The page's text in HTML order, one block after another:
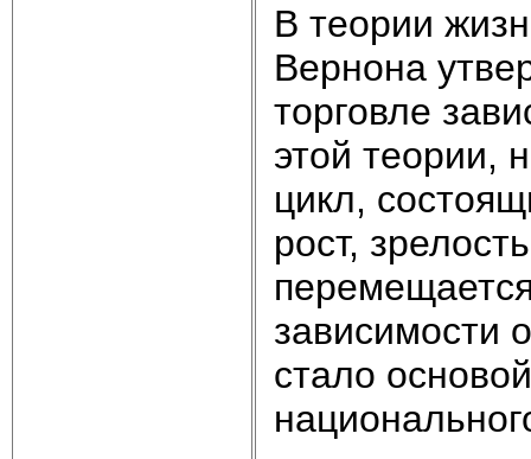
В теории
Вернона
торговле
этой теории,
цикл,
рост,
зависимости
стало